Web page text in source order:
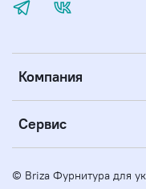
Компания
Сервис
© Briza Фурнитура для